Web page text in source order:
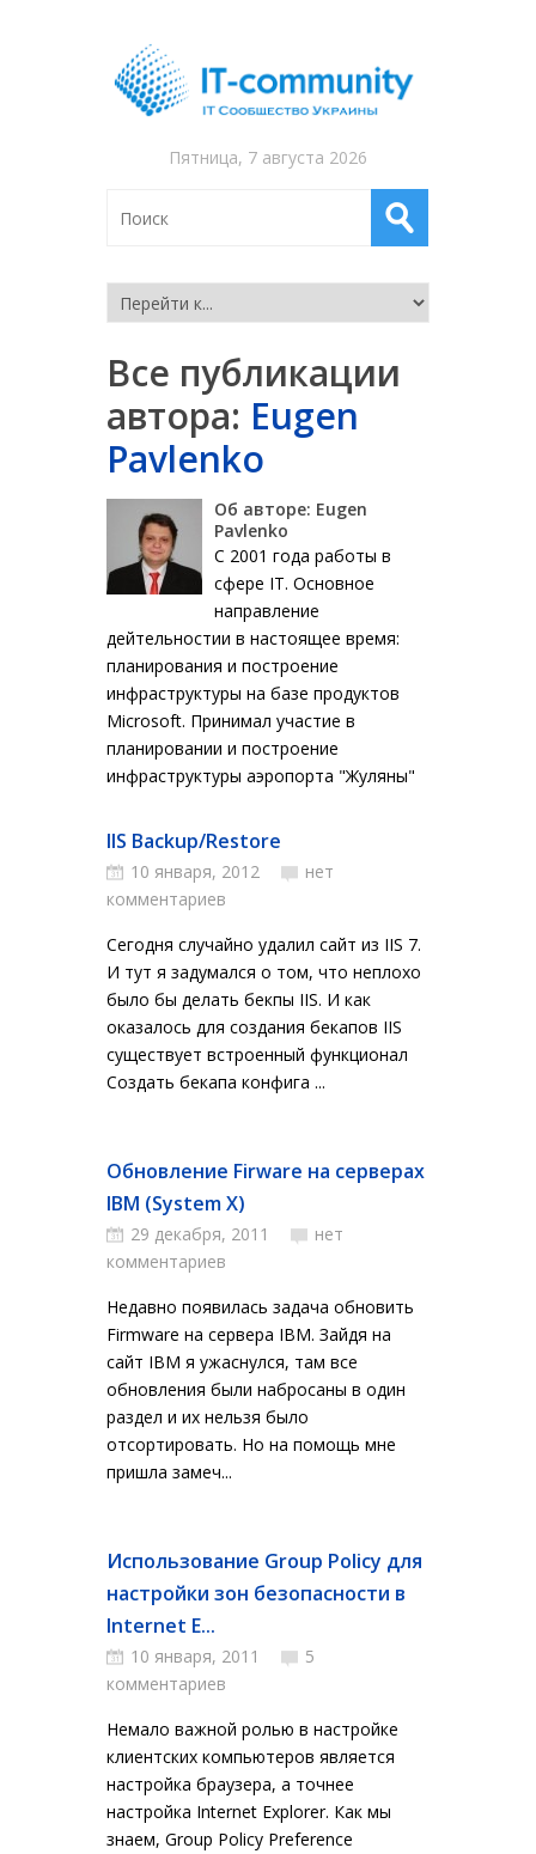
Пятница, 7 августа 2026
Все публикации
автора: Eugen
Pavlenko
Об авторе: Eugen
Pavlenko
С 2001 года работы в
сфере IT. Основное
направление
дейтельностии в настоящее время:
планирования и построение
инфраструктуры на базе продуктов
Microsoft. Принимал участие в
планировании и построение
инфраструктуры аэропорта "Жуляны"
IIS Backup/Restore
10 января, 2012
нет
комментариев
Сегодня случайно удалил сайт из IIS 7.
И тут я задумался о том, что неплохо
было бы делать бекпы IIS. И как
оказалось для создания бекапов IIS
существует встроенный функционал
Создать бекапа конфига ...
Обновление Firware на серверах
IBM (System X)
29 декабря, 2011
нет
комментариев
Недавно появилась задача обновить
Firmware на сервера IBM. Зайдя на
сайт IBM я ужаснулся, там все
обновления были набросаны в один
раздел и их нельзя было
отсортировать. Но на помощь мне
пришла замеч...
Использование Group Policy для
настройки зон безопасности в
Internet E...
10 января, 2011
5
комментариев
Немало важной ролью в настройке
клиентских компьютеров является
настройка браузера, а точнее
настройка Internet Explorer. Как мы
знаем, Group Policy Preference